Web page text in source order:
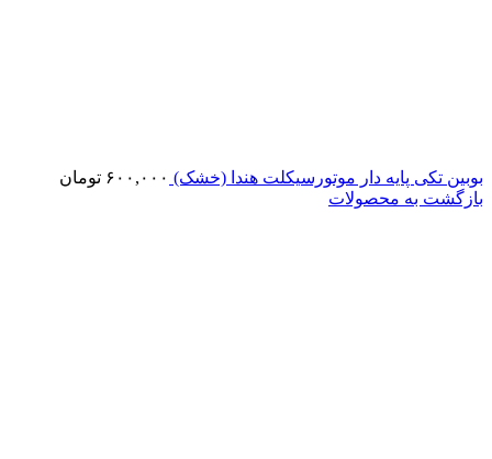
بوبین تکی پایه دار موتورسیکلت هندا (خشک) ۶۰۰,۰۰۰ تومان
بازگشت به محصولات